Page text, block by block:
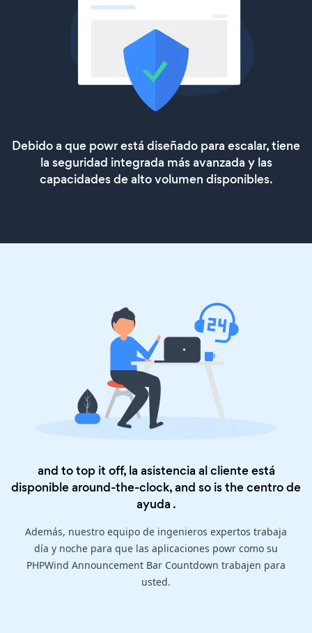
Debido a que powr está diseñado para escalar, tiene
la seguridad integrada más avanzada y las
capacidades de alto volumen disponibles.
and to top it off, la asistencia al cliente está
disponible around-the-clock, and so is thecentro de
ayuda .
Además, nuestro equipo de ingenieros expertos trabaja
día y noche para que las aplicaciones powr como su
PHPWind Announcement Bar Countdown trabajen para
usted.